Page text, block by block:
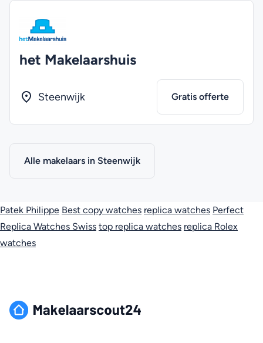
het Makelaarshuis
Steenwijk Gratis offerte
Alle makelaars in Steenwijk
Patek Philippe Best copy watches replica watches Perfect
Replica Watches Swiss top replica watches replica Rolex
watches